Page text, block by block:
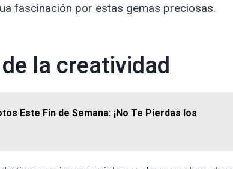
fascinación por estas gemas preciosas.
la creatividad
Este Fin de Semana: ¡No Te Pierdas los